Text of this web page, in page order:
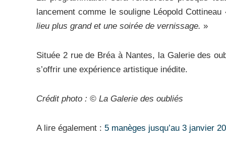
lancement comme le souligne Léopold
lieu plus grand et une soirée de vernissage. »
Située 2 rue de Bréa à Nantes, la Galerie des
s’offrir une expérience artistique inédite.
Crédit photo : © La Galerie des oubliés
A lire également : 5 manèges jusqu’au 3 janvier